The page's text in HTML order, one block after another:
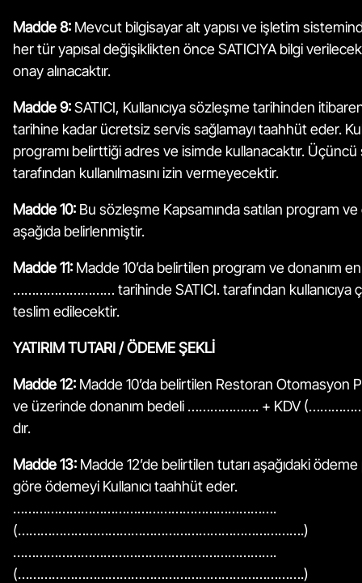
Madde 8: Mevcut bilgisayar alt yapısı ve işletim
her tür yapısal değişiklikten önce SATICIYA bilgi
onay alınacaktır.
Madde 9:SATICI, Kullanıcıya sözleşme tarihinden
tarihine kadar ücretsiz servis sağlamayı taahhüt eder.
programı belirttiği adres ve isimde kullanacaktır. Üçüncü
tarafından kullanılmasını izin vermeyecektir.
Madde 10: Bu sözleşme Kapsamında satılan program ve
aşağıda belirlenmiştir.
Madde 11: Madde 10’da belirtilen program ve donanım
……………………… tarihinde SATICI. tarafından kullanıcıya
teslim edilecektir.
YATIRIM TUTARI / ÖDEME ŞEKLİ
Madde 12: Madde 10’da belirtilen Restoran Otomasyon
ve üzerinde donanım bedeli ………………. + KDV
dır.
Madde 13: Madde 12’de belirtilen tutarı aşağıdaki ödeme
göre ödemeyi Kullanıcı taahhüt eder.
…………………………………………………………….
(………………………………………………………………….)
…………………………………………………………….
(………………………………………………………………….)